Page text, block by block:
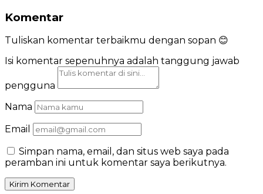
Komentar
Tuliskan komentar terbaikmu dengan sopan 😊
Isi komentar sepenuhnya adalah tanggung jawab
pengguna
Nama
Email
Simpan nama, email, dan situs web saya pada
peramban ini untuk komentar saya berikutnya.